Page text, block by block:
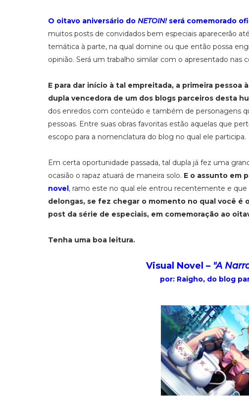
O oitavo aniversário do NETOIN!será comemorado
muitos posts de convidados bem especiais aparecerão
temática à parte, na qual domine ou que então possa
opinião. Será um trabalho similar com o apresentado nas
E para dar início à tal empreitada, a primeira
dupla vencedora de um dos blogs parceiros desta
dos enredos com conteúdo e também de personagens
pessoas. Entre suas obras favoritas estão aquelas que
escopo para a nomenclatura do blog no qual ele participa.
Em certa oportunidade passada, tal dupla já fez uma
ocasião o rapaz atuará de maneira solo. E o assunto em
novel, ramo este no qual ele entrou recentemente e
delongas, se fez chegar o momento no qual você é
post da série de especiais, em comemoração ao
Tenha uma boa leitura.
Visual Novel – "A
por: Raigho, do blog